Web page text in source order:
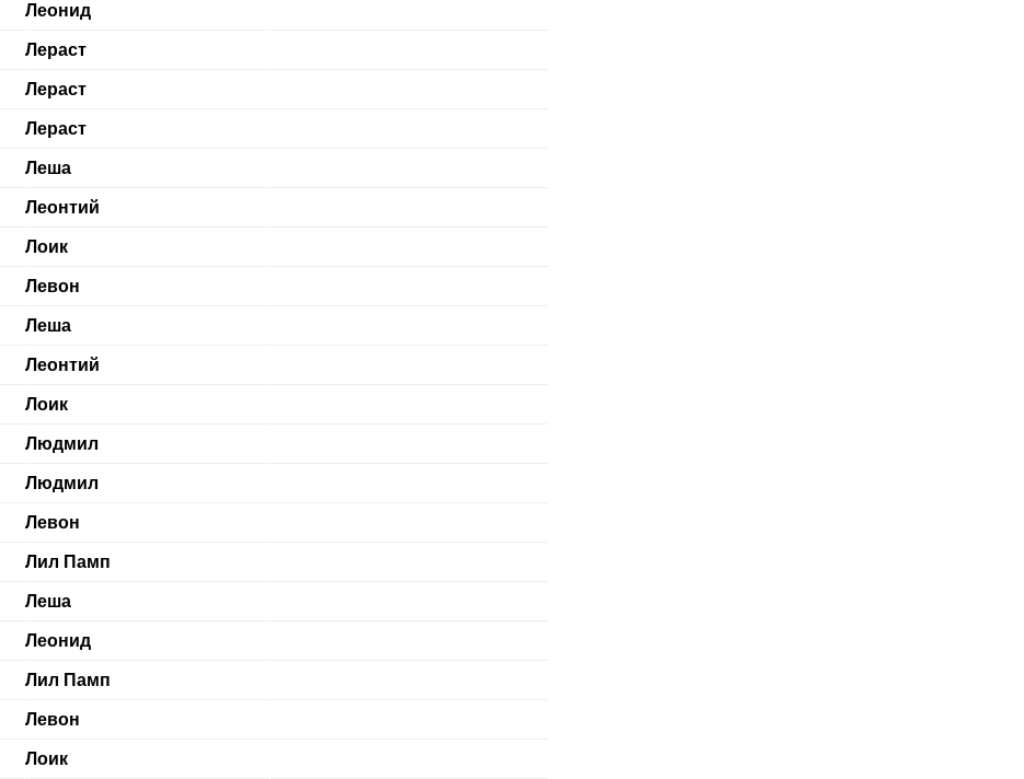
Леонид
Лераст
Лераст
Лераст
Леша
Леонтий
Лоик
Левон
Леша
Леонтий
Лоик
Людмил
Людмил
Левон
Лил Памп
Леша
Леонид
Лил Памп
Левон
Лоик